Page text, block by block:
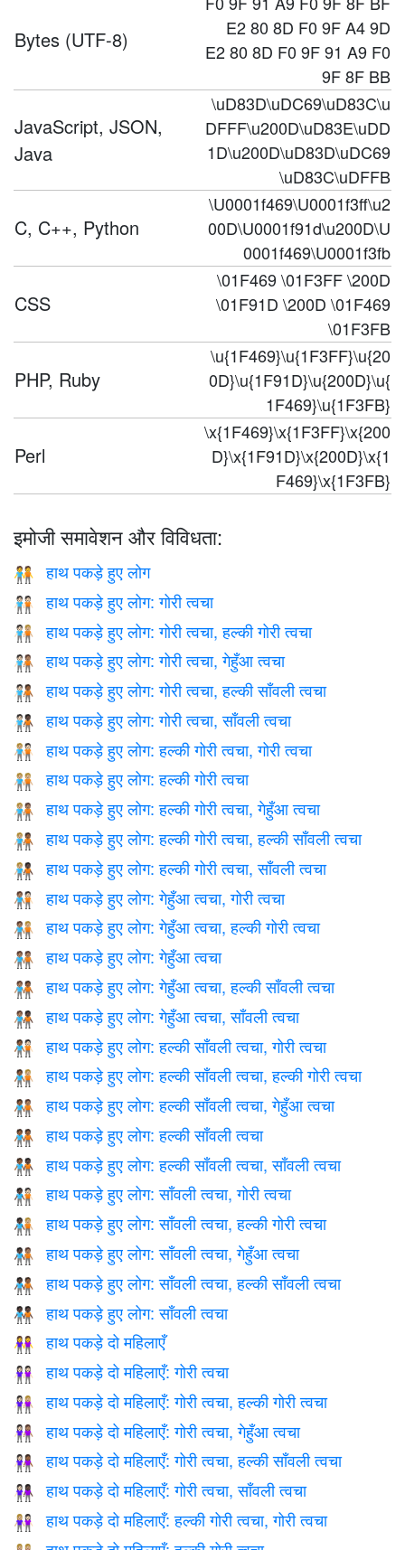
Bytes (UTF-8)
E2 80 8D F0 9F A4 9D
E2 80 8D F0 9F 91 A9 F0
9F 8F BB
JavaScript, JSON,
Java
\uD83D\uDC69\uD83C\u
DFFF\u200D\uD83E\uDD
1D\u200D\uD83D\uDC69
\uD83C\uDFFB
C, C++, Python
\U0001f469\U0001f3ff\u2
00D\U0001f91d\u200D\U
0001f469\U0001f3fb
CSS
\01F469 \01F3FF \200D
\01F91D \200D \01F469
\01F3FB
PHP, Ruby
\u{1F469}\u{1F3FF}\u{20
0D}\u{1F91D}\u{200D}\u{
1F469}\u{1F3FB}
Perl
\x{1F469}\x{1F3FF}\x{200
D}\x{1F91D}\x{200D}\x{1
F469}\x{1F3FB}
इमोजी समावेशन और विविधता:
🧑‍🤝‍🧑 हाथ पकड़े हुए लोग
🧑🏻‍🤝‍🧑🏻 हाथ पकड़े हुए लोग: गोरी त्वचा
🧑🏻‍🤝‍🧑🏼 हाथ पकड़े हुए लोग: गोरी त्वचा, हल्की गोरी त्वचा
🧑🏻‍🤝‍🧑🏽 हाथ पकड़े हुए लोग: गोरी त्वचा, गेहुँआ त्वचा
🧑🏻‍🤝‍🧑🏾 हाथ पकड़े हुए लोग: गोरी त्वचा, हल्की साँवली त्वचा
🧑🏻‍🤝‍🧑🏿 हाथ पकड़े हुए लोग: गोरी त्वचा, साँवली त्वचा
🧑🏼‍🤝‍🧑🏻 हाथ पकड़े हुए लोग: हल्की गोरी त्वचा, गोरी त्वचा
🧑🏼‍🤝‍🧑🏼 हाथ पकड़े हुए लोग: हल्की गोरी त्वचा
🧑🏼‍🤝‍🧑🏽 हाथ पकड़े हुए लोग: हल्की गोरी त्वचा, गेहुँआ त्वचा
🧑🏼‍🤝‍🧑🏾 हाथ पकड़े हुए लोग: हल्की गोरी त्वचा, हल्की साँवली त्वचा
🧑🏼‍🤝‍🧑🏿 हाथ पकड़े हुए लोग: हल्की गोरी त्वचा, साँवली त्वचा
🧑🏽‍🤝‍🧑🏻 हाथ पकड़े हुए लोग: गेहुँआ त्वचा, गोरी त्वचा
🧑🏽‍🤝‍🧑🏼 हाथ पकड़े हुए लोग: गेहुँआ त्वचा, हल्की गोरी त्वचा
🧑🏽‍🤝‍🧑🏽 हाथ पकड़े हुए लोग: गेहुँआ त्वचा
🧑🏽‍🤝‍🧑🏾 हाथ पकड़े हुए लोग: गेहुँआ त्वचा, हल्की साँवली त्वचा
🧑🏽‍🤝‍🧑🏿 हाथ पकड़े हुए लोग: गेहुँआ त्वचा, साँवली त्वचा
🧑🏾‍🤝‍🧑🏻 हाथ पकड़े हुए लोग: हल्की साँवली त्वचा, गोरी त्वचा
🧑🏾‍🤝‍🧑🏼 हाथ पकड़े हुए लोग: हल्की साँवली त्वचा, हल्की गोरी त्वचा
🧑🏾‍🤝‍🧑🏽 हाथ पकड़े हुए लोग: हल्की साँवली त्वचा, गेहुँआ त्वचा
🧑🏾‍🤝‍🧑🏾 हाथ पकड़े हुए लोग: हल्की साँवली त्वचा
🧑🏾‍🤝‍🧑🏿 हाथ पकड़े हुए लोग: हल्की साँवली त्वचा, साँवली त्वचा
🧑🏿‍🤝‍🧑🏻 हाथ पकड़े हुए लोग: साँवली त्वचा, गोरी त्वचा
🧑🏿‍🤝‍🧑🏼 हाथ पकड़े हुए लोग: साँवली त्वचा, हल्की गोरी त्वचा
🧑🏿‍🤝‍🧑🏽 हाथ पकड़े हुए लोग: साँवली त्वचा, गेहुँआ त्वचा
🧑🏿‍🤝‍🧑🏾 हाथ पकड़े हुए लोग: साँवली त्वचा, हल्की साँवली त्वचा
🧑🏿‍🤝‍🧑🏿 हाथ पकड़े हुए लोग: साँवली त्वचा
👭 हाथ पकड़े दो महिलाएँ
👭🏻 हाथ पकड़े दो महिलाएँ: गोरी त्वचा
👩🏻‍🤝‍👩🏼 हाथ पकड़े दो महिलाएँ: गोरी त्वचा, हल्की गोरी त्वचा
👩🏻‍🤝‍👩🏽 हाथ पकड़े दो महिलाएँ: गोरी त्वचा, गेहुँआ त्वचा
👩🏻‍🤝‍👩🏾 हाथ पकड़े दो महिलाएँ: गोरी त्वचा, हल्की साँवली त्वचा
👩🏻‍🤝‍👩🏿 हाथ पकड़े दो महिलाएँ: गोरी त्वचा, साँवली त्वचा
👩🏼‍🤝‍👩🏻 हाथ पकड़े दो महिलाएँ: हल्की गोरी त्वचा, गोरी त्वचा